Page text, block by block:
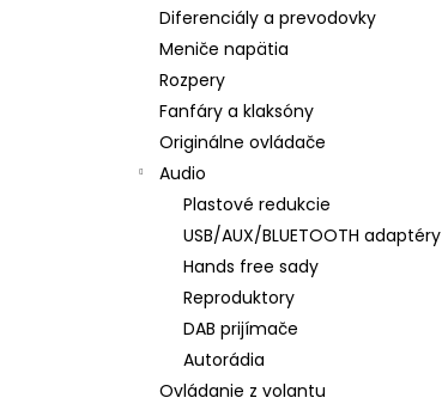
Diferenciály a prevodovky
Meniče napätia
Rozpery
Fanfáry a klaksóny
Originálne ovládače
Audio
Plastové redukcie
USB/AUX/BLUETOOTH adaptéry
Hands free sady
Reproduktory
DAB prijímače
Autorádia
Ovládanie z volantu